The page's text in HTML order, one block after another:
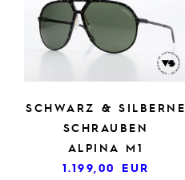
SCHWARZ & SILBERNE
SCHRAUBEN
ALPINA M1
1.199,00 EUR